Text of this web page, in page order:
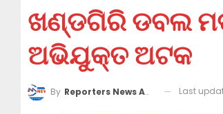
ଖଣ୍ଡଗିରି ଡବଲ
ଅଭିଯୁକ୍ତ ଅଟକ
By Reporters News Agency Last